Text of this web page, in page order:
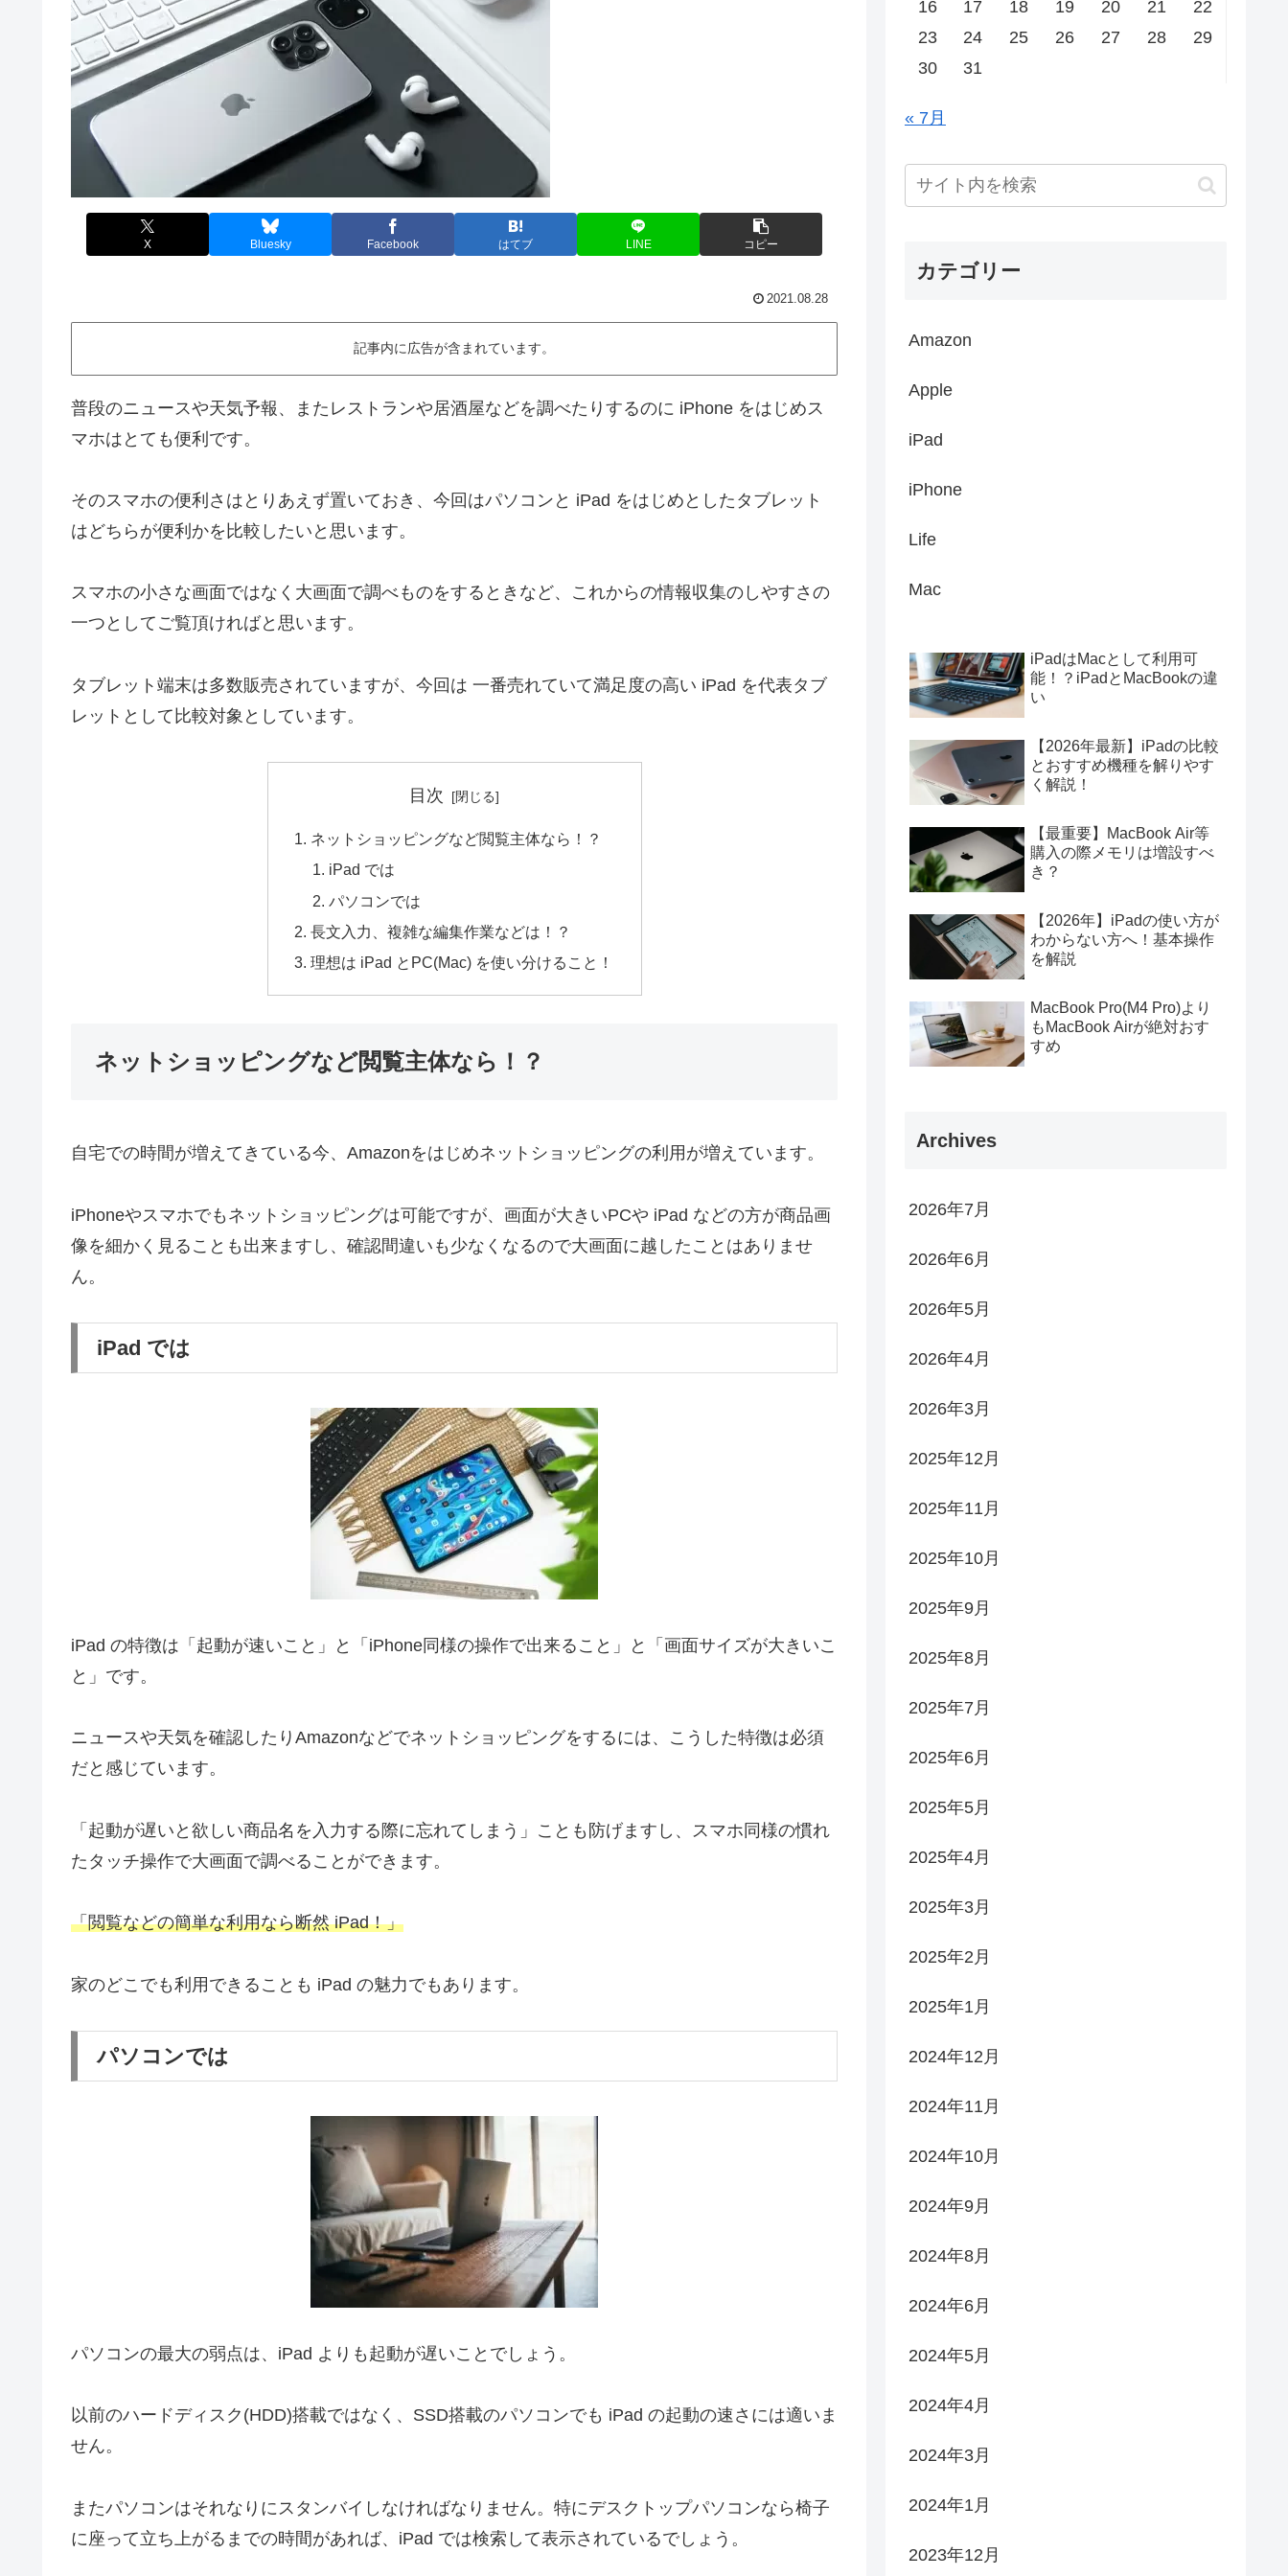
X Bluesky Facebook はてブ LINE コピー
2021.08.28
記事内に広告が含まれています。
普段のニュースや天気予報、またレストランや居酒屋などを調べたりするのに iPhone をはじめス
マホはとても便利です。
そのスマホの便利さはとりあえず置いておき、今回はパソコンと iPad をはじめとしたタブレット
はどちらが便利かを比較したいと思います。
スマホの小さな画面ではなく大画面で調べものをするときなど、これからの情報収集のしやすさの
一つとしてご覧頂ければと思います。
タブレット端末は多数販売されていますが、今回は 一番売れていて満足度の高い iPad を代表タブ
レットとして比較対象としています。
目次
ネットショッピングなど閲覧主体なら！？
iPad では
パソコンでは
長文入力、複雑な編集作業などは！？
理想は iPad とPC(Mac) を使い分けること！
ネットショッピングなど閲覧主体なら！？
自宅での時間が増えてきている今、Amazonをはじめネットショッピングの利用が増えています。
iPhoneやスマホでもネットショッピングは可能ですが、画面が大きいPCや iPad などの方が商品画
像を細かく見ることも出来ますし、確認間違いも少なくなるので大画面に越したことはありませ
ん。
iPad では
iPad の特徴は「起動が速いこと」と「iPhone同様の操作で出来ること」と「画面サイズが大きいこ
と」です。
ニュースや天気を確認したりAmazonなどでネットショッピングをするには、こうした特徴は必須
だと感じています。
「起動が遅いと欲しい商品名を入力する際に忘れてしまう」ことも防げますし、スマホ同様の慣れ
たタッチ操作で大画面で調べることができます。
「閲覧などの簡単な利用なら断然 iPad！」
家のどこでも利用できることも iPad の魅力でもあります。
パソコンでは
パソコンの最大の弱点は、iPad よりも起動が遅いことでしょう。
以前のハードディスク(HDD)搭載ではなく、SSD搭載のパソコンでも iPad の起動の速さには適いま
せん。
またパソコンはそれなりにスタンバイしなければなりません。特にデスクトップパソコンなら椅子
に座って立ち上がるまでの時間があれば、iPad では検索して表示されているでしょう。
16 17 18 19 20 21
22
23
24 25 26 27 28
29
30
31
« 7月
カテゴリー
Amazon
Apple
iPad
iPhone
Life
Mac
iPadはMacとして利用可
能！？iPadとMacBookの違
い
【2026年最新】iPadの比較
とおすすめ機種を解りやす
く解説！
【最重要】MacBook Air等
購入の際メモリは増設すべ
き？
【2026年】iPadの使い方が
わからない方へ！基本操作
を解説
MacBook Pro(M4 Pro)より
もMacBook Airが絶対おす
すめ
Archives
2026年7月
2026年6月
2026年5月
2026年4月
2026年3月
2025年12月
2025年11月
2025年10月
2025年9月
2025年8月
2025年7月
2025年6月
2025年5月
2025年4月
2025年3月
2025年2月
2025年1月
2024年12月
2024年11月
2024年10月
2024年9月
2024年8月
2024年6月
2024年5月
2024年4月
2024年3月
2024年1月
2023年12月